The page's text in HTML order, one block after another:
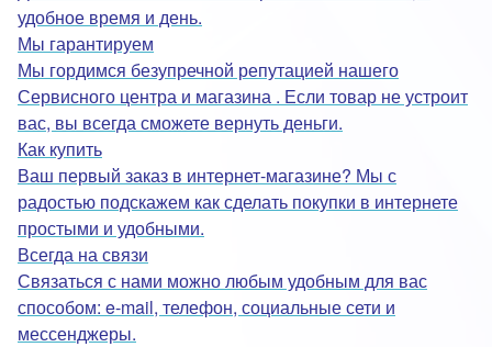
удобное время и день.
Мы гарантируем
Мы гордимся безупречной репутацией нашего
Сервисного центра и магазина . Если товар не устроит
вас, вы всегда сможете вернуть деньги.
Как купить
Ваш первый заказ в интернет-магазине? Мы с
радостью подскажем как сделать покупки в интернете
простыми и удобными.
Всегда на связи
Связаться с нами можно любым удобным для вас
способом: e-mail, телефон, социальные сети и
мессенджеры.